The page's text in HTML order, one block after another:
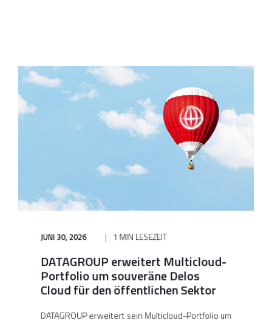
JUNI 30, 2026 1 MIN LESEZEIT
DATAGROUP erweitert Multicloud-
Portfolio um souveräne Delos
Cloud für den öffentlichen Sektor
DATAGROUP erweitert sein Multicloud-Portfolio um